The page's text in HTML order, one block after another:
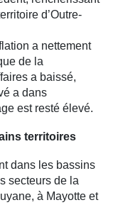
d’Outre-
a nettement
de la
a baissé,
a dans
est resté élevé.
territoires
dans les bassins
secteurs de la
à Mayotte et